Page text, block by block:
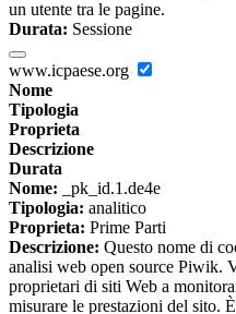
un utente tra le pagine.
Durata: Sessione
www.icpaese.org
Nome
Tipologia
Proprieta
Descrizione
Durata
Nome: _pk_id.1.de4e
Tipologia: analitico
Proprieta: Prime Parti
Descrizione: Questo nome di
analisi web open source Piwik.
proprietari di siti Web a
misurare le prestazioni del sito.